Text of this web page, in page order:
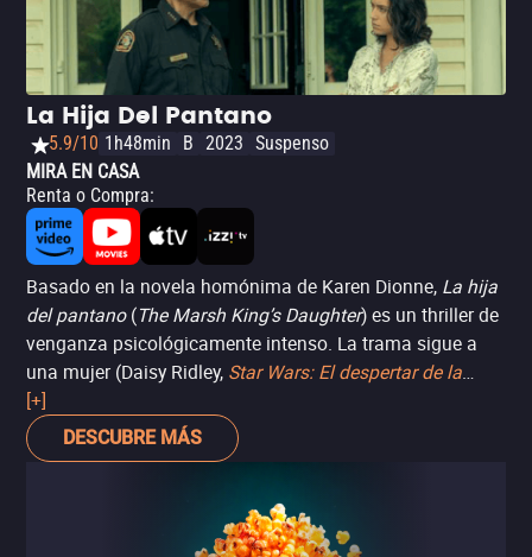
pobremente desarrollados. Es una pena, pues es
innegable que hay enorme talento involucrado frente a la
pantalla, que incluye ni más ni menos que a Tom Holland
(‘Spider-Man: Regreso a casa’), Daisy Ridley (‘Star Wars: El
despertar de la fuerza’) y Mads Mikkelsen (‘La caza’), por
mencionar a algunos.
La Hija Del Pantano
5.9/10 1h48min B 2023 Suspenso
MIRA EN CASA
Renta o Compra:
Basado en la novela homónima de Karen Dionne, La hija
del pantano(The Marsh King’s Daughter) es un thriller de
venganza psicológicamente intenso. La trama sigue a
una mujer (Daisy Ridley, Star Wars: El despertar de la
Fuerza
hasta que descubre que su padre, quien la mantuvo a
ella y a su madre como rehenes durante 12 años, ha
historia que no se haya visto antes y tiene algunos
problemas de ritmo, es elevada por las excelentes
[+]
DESCUBRE MÁS